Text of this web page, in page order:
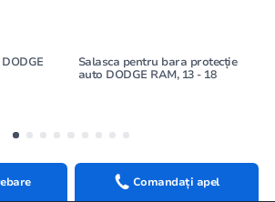
Salasca pentru bara protecție
auto DODGE RAM, 13 - 18
Comandați apel